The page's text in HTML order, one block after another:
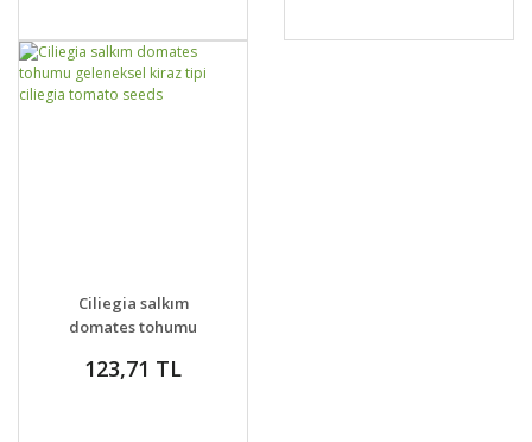
DETAYLAR
VER
Ciliegia salkım
domates tohumu
ciliegia tomato seeds
123,71 TL